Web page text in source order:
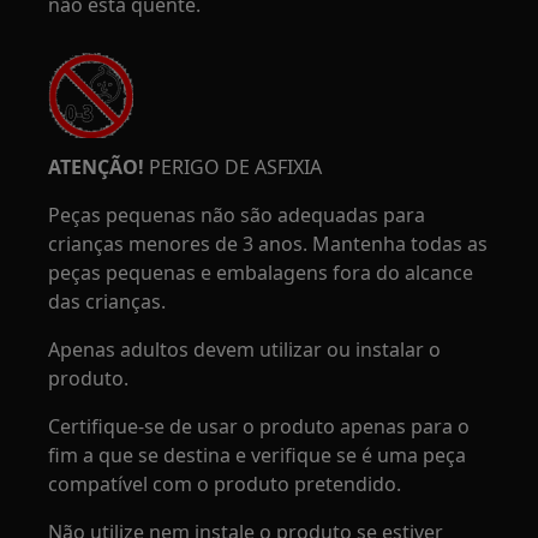
ATENÇÃO! PERIGO DE ASFIXIA
Peças pequenas não são adequadas para
crianças menores de 3 anos. Mantenha todas as
peças pequenas e embalagens fora do alcance
das crianças.
Apenas adultos devem utilizar ou instalar o
produto.
Certifique-se de usar o produto apenas para o
fim a que se destina e verifique se é uma peça
compatível com o produto pretendido.
Não utilize nem instale o produto se estiver